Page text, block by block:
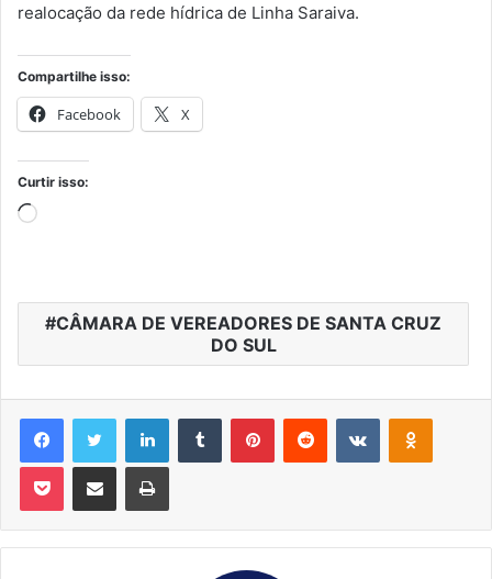
realocação da rede hídrica de Linha Saraiva.
Compartilhe isso:
Facebook X
Curtir isso:
Carregando...
CÂMARA DE VEREADORES DE SANTA CRUZ
DO SUL
FacebookTwitter LinkedinTumblr PinterestReddit VK OK
Pocket Compartilhar via e-mail Imprimir